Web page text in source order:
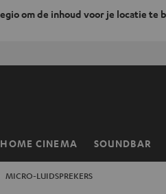
om de inhoud voor je locatie te
HOME CINEMA SOUNDBAR
MICRO-LUIDSPREKERS